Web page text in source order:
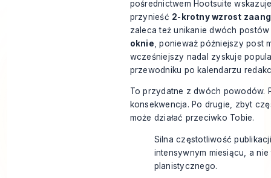
pośrednictwem Hootsuite
przynieść 2-krotny wzrost
zaleca też unikanie dwóch
oknie , ponieważ późniejszy post
wcześniejszy nadal zyskuje
przewodniku po kalendarzu
To przydatne z dwóch powodów.
konsekwencja. Po drugie, zbyt
może działać przeciwko Tobie.
Silna częstotliwość
intensywnym miesiącu, a
planistycznego.